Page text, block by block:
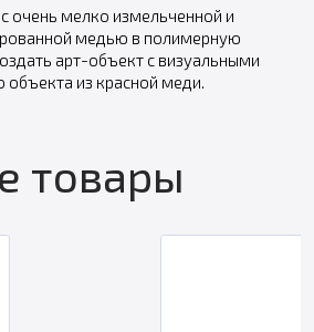
очень мелко измельченной и
медью в полимерную
арт-объект с визуальными
объекта из красной меди.
товары